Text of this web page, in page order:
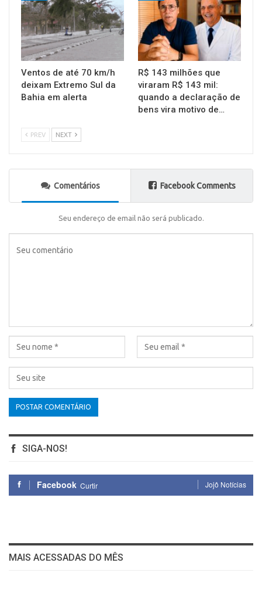
Ventos de até 70 km/h
deixam Extremo Sul da
Bahia em alerta
R$ 143 milhões que
viraram R$ 143 mil:
quando a declaração de
bens vira motivo de…
PREV NEXT
Comentários Facebook Comments
Seu endereço de email não será publicado.
SIGA-NOS!
Facebook Curtir Jojô Notícias
MAIS ACESSADAS DO MÊS